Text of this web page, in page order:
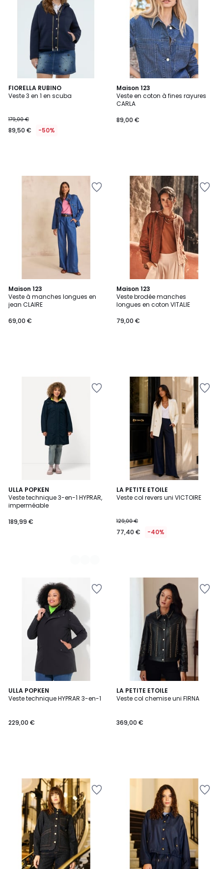
FIORELLA RUBINO
Veste 3 en 1 en scuba
179,00 €
89,50 € -50%
Maison 123
Veste en coton à fines rayures
CARLA
89,00 €
Maison 123
Veste à manches longues en
jean CLAIRE
69,00 €
Maison 123
Veste brodée manches
longues en coton VITALIE
79,00 €
ULLA POPKEN
Veste technique 3-en-1 HYPRAR,
imperméable
189,99 €
2
Couleurs
LA PETITE ETOILE
Veste col revers uni VICTOIRE
129,00 €
77,40 € -40%
ULLA POPKEN
Veste technique HYPRAR 3-en-1
229,00 €
LA PETITE ETOILE
Veste col chemise uni FIRNA
369,00 €